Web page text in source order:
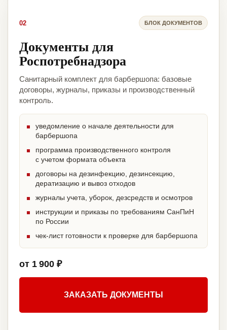
02 БЛОК ДОКУМЕНТОВ
Документы для
Роспотребнадзора
Санитарный комплект для барбершопа: базовые
договоры, журналы, приказы и производственный
контроль.
уведомление о начале деятельности для
барбершопа
программа производственного контроля
с учетом формата объекта
договоры на дезинфекцию, дезинсекцию,
дератизацию и вывоз отходов
журналы учета, уборок, дезсредств и осмотров
инструкции и приказы по требованиям СанПиН
по России
чек-лист готовности к проверке для барбершопа
от 1 900 ₽
ЗАКАЗАТЬ ДОКУМЕНТЫ